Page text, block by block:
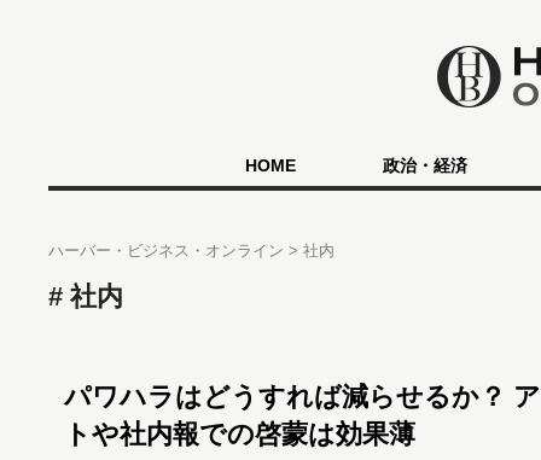
HOME 政治・経済
ハーバー・ビジネス・オンライン 社内
社内
パワハラはどうすれば減らせるか？
トや社内報での啓蒙は効果薄